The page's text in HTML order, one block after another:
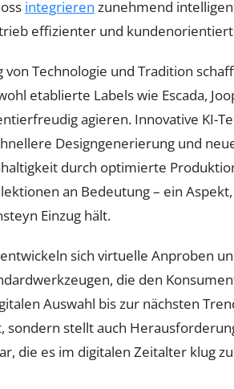
integrieren zunehmend
effizienter und
von Technologie und Tradition
etablierte Labels wie Escada,
agieren. Innovative KI-
Designgenerierung und
durch optimierte
an Bedeutung – ein
Einzug hält.
sich virtuelle Anproben
die den
Auswahl bis zur nächsten
sondern stellt auch
die es im digitalen Zeitalter klug